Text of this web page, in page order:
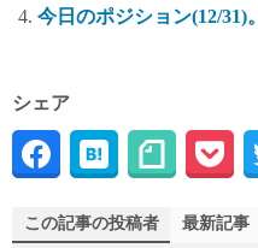
今日のポジション(12/31)。
シェア
この記事の投稿者 最新記事